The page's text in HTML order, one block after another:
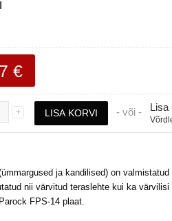
€
- või - Lisa
ja kandilised) on
nii värvitud teraslehte kui ka
FPS-14 plaat.